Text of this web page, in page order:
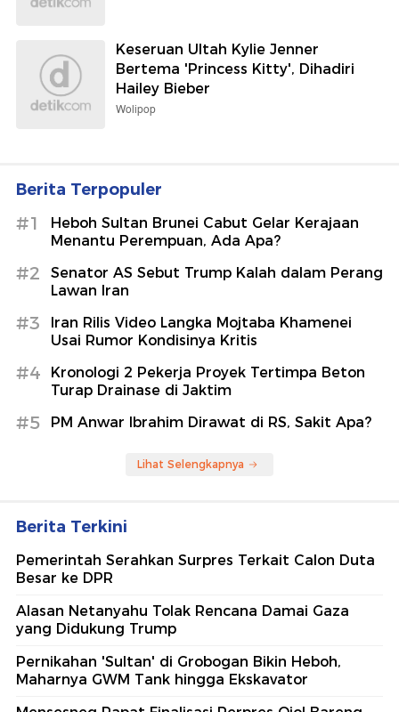
Keseruan Ultah Kylie Jenner
Bertema 'Princess Kitty', Dihadiri
Hailey Bieber
Wolipop
Berita Terpopuler
#1
Heboh Sultan Brunei Cabut Gelar Kerajaan
Menantu Perempuan, Ada Apa?
#2
Senator AS Sebut Trump Kalah dalam Perang
Lawan Iran
#3
Iran Rilis Video Langka Mojtaba Khamenei
Usai Rumor Kondisinya Kritis
#4
Kronologi 2 Pekerja Proyek Tertimpa Beton
Turap Drainase di Jaktim
#5 PM Anwar Ibrahim Dirawat di RS, Sakit Apa?
Lihat Selengkapnya
Berita Terkini
Pemerintah Serahkan Surpres Terkait Calon Duta
Besar ke DPR
Alasan Netanyahu Tolak Rencana Damai Gaza
yang Didukung Trump
Pernikahan 'Sultan' di Grobogan Bikin Heboh,
Maharnya GWM Tank hingga Ekskavator